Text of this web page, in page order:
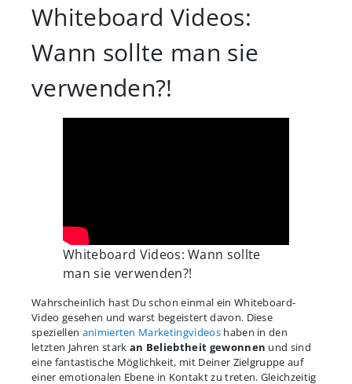
Whiteboard Videos:
Wann sollte man sie
verwenden?!
Whiteboard Videos: Wann sollte
man sie verwenden?!
Wahrscheinlich hast Du schon einmal ein Whiteboard-
Video gesehen und warst begeistert davon. Diese
speziellen animierten Marketingvideoshaben in den
letzten Jahren stark an Beliebtheit gewonnen und sind
eine fantastische Möglichkeit, mit Deiner Zielgruppe auf
einer emotionalen Ebene in Kontakt zu treten. Gleichzeitig